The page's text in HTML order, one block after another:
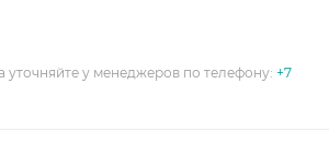
уточняйте у менеджеров по телефону: +7